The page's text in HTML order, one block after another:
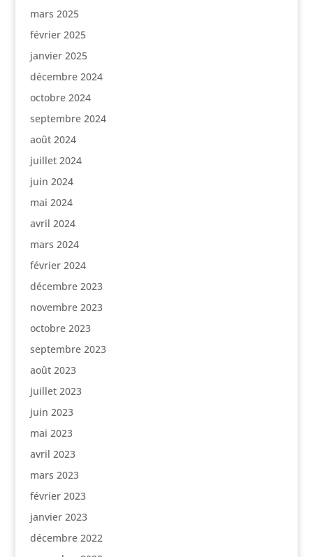
mars 2025
février 2025
janvier 2025
décembre 2024
octobre 2024
septembre 2024
août 2024
juillet 2024
juin 2024
mai 2024
avril 2024
mars 2024
février 2024
décembre 2023
novembre 2023
octobre 2023
septembre 2023
août 2023
juillet 2023
juin 2023
mai 2023
avril 2023
mars 2023
février 2023
janvier 2023
décembre 2022